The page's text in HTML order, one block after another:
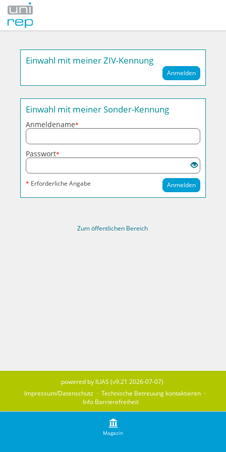
Magazin
Einwahl mit meiner ZIV-Kennung
Anmelden
Einwahl mit meiner Sonder-Kennung
Anmeldename*
Passwort*
* Erforderliche Angabe Anmelden
Zum öffentlichen Bereich
powered by ILIAS (v9.21 2026-07-07)
Impressum/Datenschutz
Technische Betreuung kontaktieren
Info Barrierefreiheit